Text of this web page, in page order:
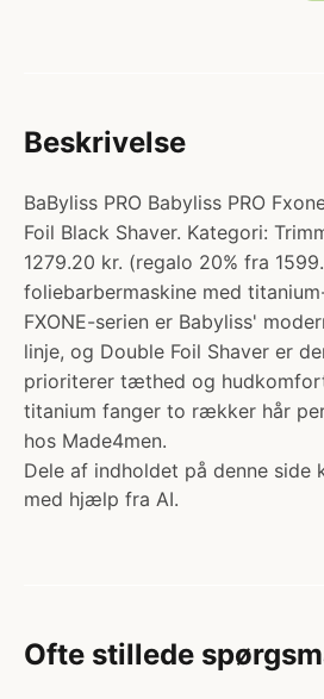
Beskrivelse
BaByliss PRO Babyliss PRO
Foil Black Shaver. Kategori:
1279.20 kr. (regalo 20% fra
foliebarbermaskine med
FXONE-serien er Babyliss'
linje, og Double Foil Shaver er
prioriterer tæthed og
titanium fanger to rækker hår
hos Made4men.
Dele af indholdet på denne side
med hjælp fra AI.
Ofte stillede